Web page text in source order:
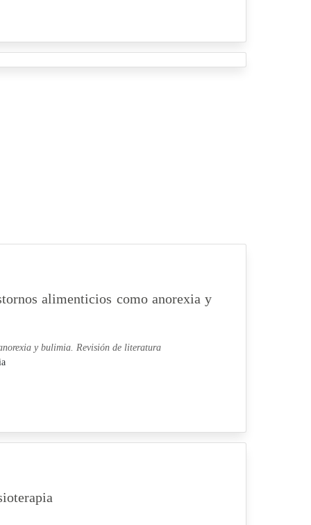
alimenticios como anorexia y
y bulimia. Revisión de literatura